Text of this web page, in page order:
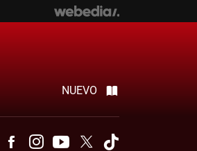
NUEVO
TelegramFacebookInstagramYoutubeTwitter